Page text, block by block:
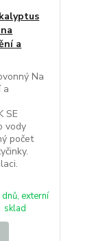
a
Na
a
SE
vody
počet
externí
sklad